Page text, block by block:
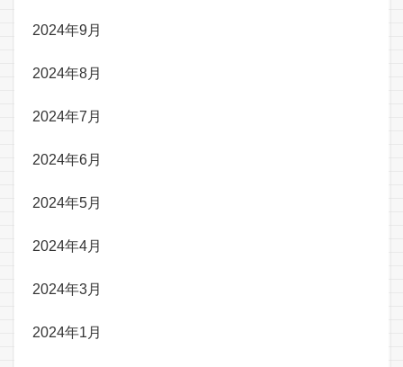
2024年9月
2024年8月
2024年7月
2024年6月
2024年5月
2024年4月
2024年3月
2024年1月